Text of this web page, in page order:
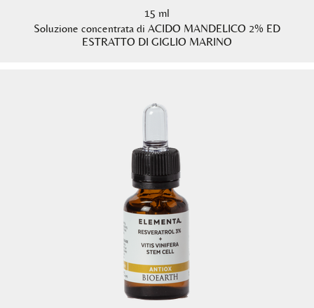
15 ml
Soluzione concentrata di ACIDO MANDELICO 2% ED
ESTRATTO DI GIGLIO MARINO